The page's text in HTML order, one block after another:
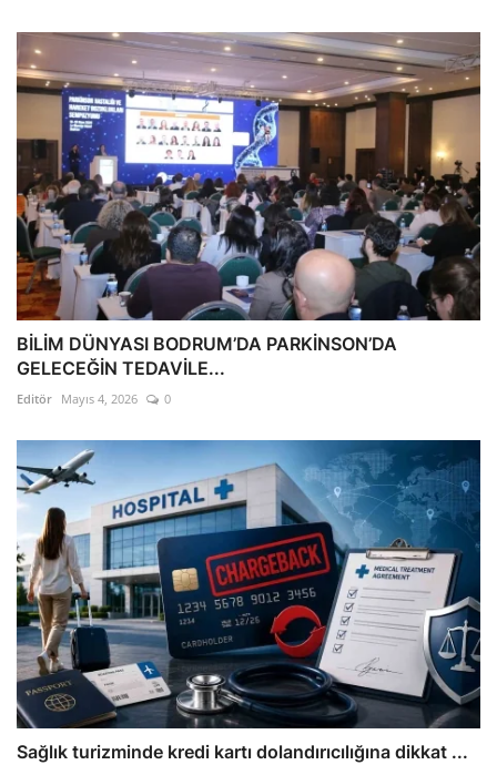
BİLİM DÜNYASI BODRUM’DA PARKİNSON’DA
GELECEĞİN TEDAVİLE...
Editör Mayıs 4, 2026 0
Sağlık turizminde kredi kartı dolandırıcılığına dikkat ...